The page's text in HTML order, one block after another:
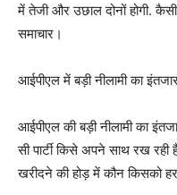
में तेजी और उछाल दोनों होगी.
समाचार।
आईपीएल में बड़ी नीलामी का
आईपीएल की बड़ी नीलामी का
सी पार्टी किसे अपने साथ रख
खरीदने की होड़ में कौन किसको